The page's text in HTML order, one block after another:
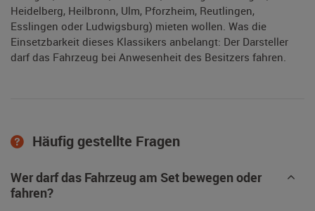
Heidelberg, Heilbronn, Ulm, Pforzheim, Reutlingen,
Esslingen oder Ludwigsburg) mieten wollen. Was die
Einsetzbarkeit dieses Klassikers anbelangt: Der Darsteller
darf das Fahrzeug bei Anwesenheit des Besitzers fahren.
Häufig gestellte Fragen
Wer darf das Fahrzeug am Set bewegen oder
fahren?